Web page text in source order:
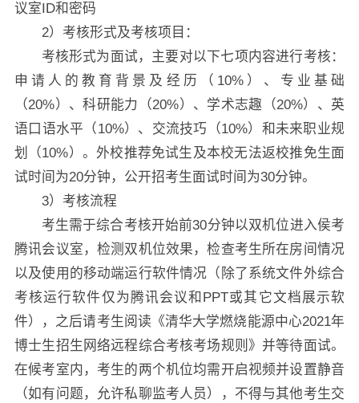
议室ID和密码
2）考核形式及考核项目：
考核形式为面试，主要对以下七项内容进行考核：
申请人的教育背景及经历（10%）、专业基础
（20%）、科研能力（20%）、学术志趣（20%）、英
语口语水平（10%）、交流技巧（10%）和未来职业规
划（10%）。外校推荐免试生及本校无法返校推免生面
试时间为20分钟，公开招考生面试时间为30分钟。
3）考核流程
考生需于综合考核开始前30分钟以双机位进入侯考
腾讯会议室，检测双机位效果，检查考生所在房间情况
以及使用的移动端运行软件情况（除了系统文件外综合
考核运行软件仅为腾讯会议和PPT或其它文档展示软
件），之后请考生阅读《清华大学燃烧能源中心2021年
博士生招生网络远程综合考核考场规则》并等待面试。
在候考室内，考生的两个机位均需开启视频并设置静音
（如有问题，允许私聊监考人员），不得与其他考生交